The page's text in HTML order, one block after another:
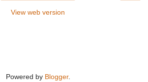
View web version
Powered by Blogger.